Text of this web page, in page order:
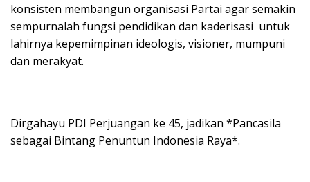
konsisten membangun organisasi Partai agar semakin
sempurnalah fungsi pendidikan dan kaderisasi untuk
lahirnya kepemimpinan ideologis, visioner, mumpuni
dan merakyat.
Dirgahayu PDI Perjuangan ke 45, jadikan *Pancasila
sebagai Bintang Penuntun Indonesia Raya*.